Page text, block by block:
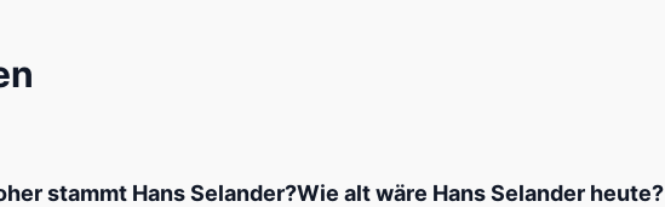
stammt Hans Selander?Wie alt wäre Hans Selander heute?